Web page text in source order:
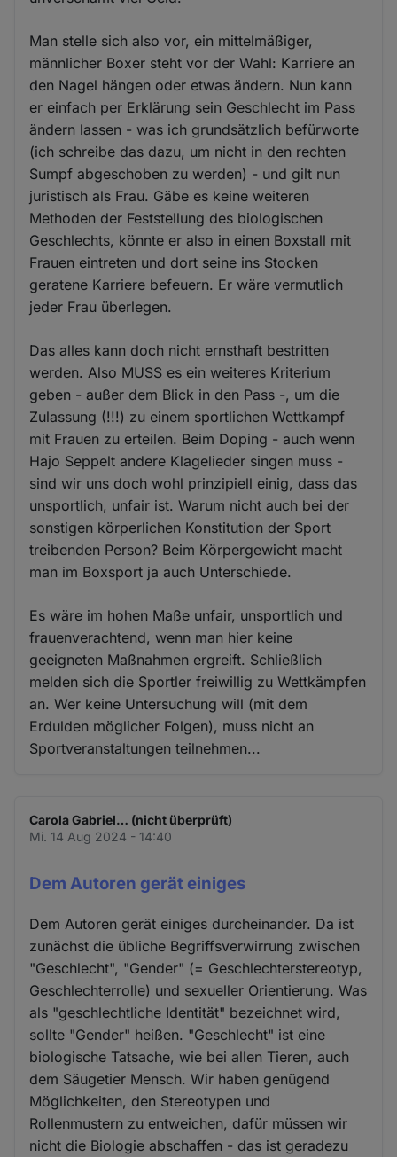
Man stelle sich also vor, ein mittelmäßiger,
männlicher Boxer steht vor der Wahl: Karriere an
den Nagel hängen oder etwas ändern. Nun kann
er einfach per Erklärung sein Geschlecht im Pass
ändern lassen - was ich grundsätzlich befürworte
(ich schreibe das dazu, um nicht in den rechten
Sumpf abgeschoben zu werden) - und gilt nun
juristisch als Frau. Gäbe es keine weiteren
Methoden der Feststellung des biologischen
Geschlechts, könnte er also in einen Boxstall mit
Frauen eintreten und dort seine ins Stocken
geratene Karriere befeuern. Er wäre vermutlich
jeder Frau überlegen.
Das alles kann doch nicht ernsthaft bestritten
werden. Also MUSS es ein weiteres Kriterium
geben - außer dem Blick in den Pass -, um die
Zulassung (!!!) zu einem sportlichen Wettkampf
mit Frauen zu erteilen. Beim Doping - auch wenn
Hajo Seppelt andere Klagelieder singen muss -
sind wir uns doch wohl prinzipiell einig, dass das
unsportlich, unfair ist. Warum nicht auch bei der
sonstigen körperlichen Konstitution der Sport
treibenden Person? Beim Körpergewicht macht
man im Boxsport ja auch Unterschiede.
Es wäre im hohen Maße unfair, unsportlich und
frauenverachtend, wenn man hier keine
geeigneten Maßnahmen ergreift. Schließlich
melden sich die Sportler freiwillig zu Wettkämpfen
an. Wer keine Untersuchung will (mit dem
Erdulden möglicher Folgen), muss nicht an
Sportveranstaltungen teilnehmen...
Carola Gabriel… (nicht überprüft)
Mi. 14 Aug 2024 - 14:40
Dem Autoren gerät einiges
Dem Autoren gerät einiges durcheinander. Da ist
zunächst die übliche Begriffsverwirrung zwischen
"Geschlecht", "Gender" (= Geschlechterstereotyp,
Geschlechterrolle) und sexueller Orientierung. Was
als "geschlechtliche Identität" bezeichnet wird,
sollte "Gender" heißen. "Geschlecht" ist eine
biologische Tatsache, wie bei allen Tieren, auch
dem Säugetier Mensch. Wir haben genügend
Möglichkeiten, den Stereotypen und
Rollenmustern zu entweichen, dafür müssen wir
nicht die Biologie abschaffen - das ist geradezu